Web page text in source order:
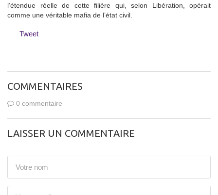
l’étendue réelle de cette filière qui, selon Libération, opérait
comme une véritable mafia de l’état civil.
Tweet
COMMENTAIRES
0 commentaire
LAISSER UN COMMENTAIRE